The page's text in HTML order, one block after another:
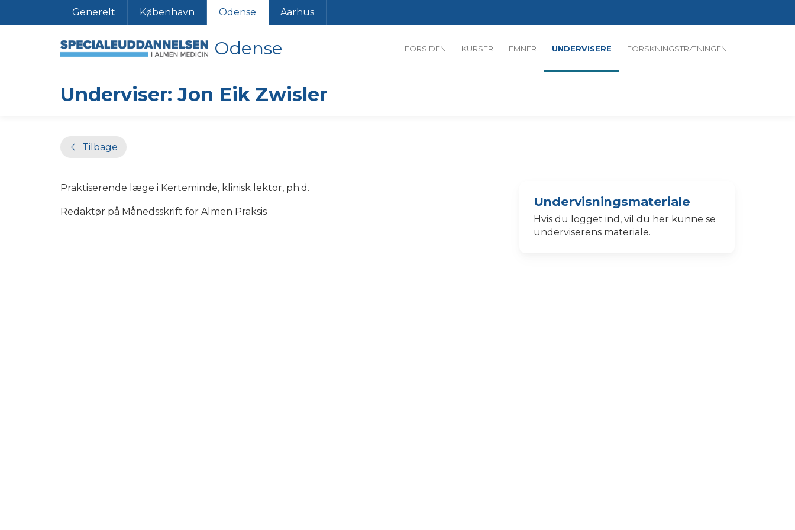
Generelt København Odense Aarhus
Odense FORSIDEN KURSER EMNER UNDERVISERE FORSKNINGSTRÆNINGEN
Underviser: Jon Eik Zwisler
Tilbage
Praktiserende læge i Kerteminde, klinisk lektor, ph.d.
Redaktør på Månedsskrift for Almen Praksis
Undervisningsmateriale
Hvis du logget ind, vil du her kunne se
underviserens materiale.